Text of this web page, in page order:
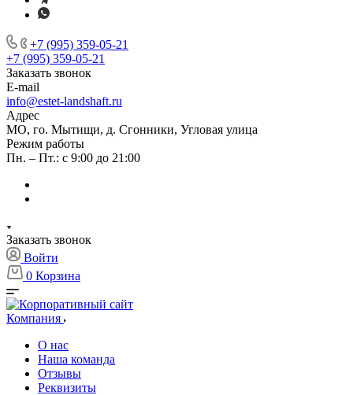
+7 (995) 359-05-21
+7 (995) 359-05-21
Заказать звонок
E-mail
info@estet-landshaft.ru
Адрес
МО, го. Мытищи, д. Сгонники, Угловая улица
Режим работы
Пн. – Пт.: с 9:00 до 21:00
Заказать звонок
Войти
0 Корзина
Компания
О нас
Наша команда
Отзывы
Реквизиты